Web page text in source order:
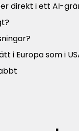
direkt i ett AI-
i Europa som i